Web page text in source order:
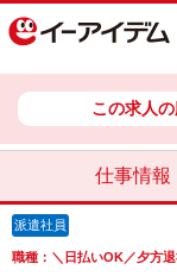
この求人
仕事情報
派遣社員
職種：＼日払いOK／夕方